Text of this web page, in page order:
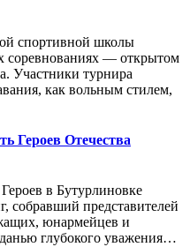
спортивной школы
соревнованиях — открытом
Участники турнира
как вольным стилем,
Героев Отечества
в Бутурлиновке
собравший представителей
юнармейцев и
глубокого уважения…